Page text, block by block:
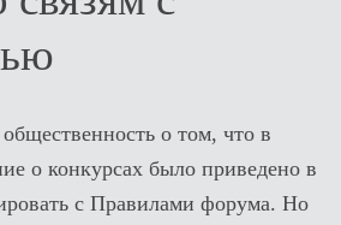
о том, что в
о конкурсах было приведено в
с Правилами форума. Но